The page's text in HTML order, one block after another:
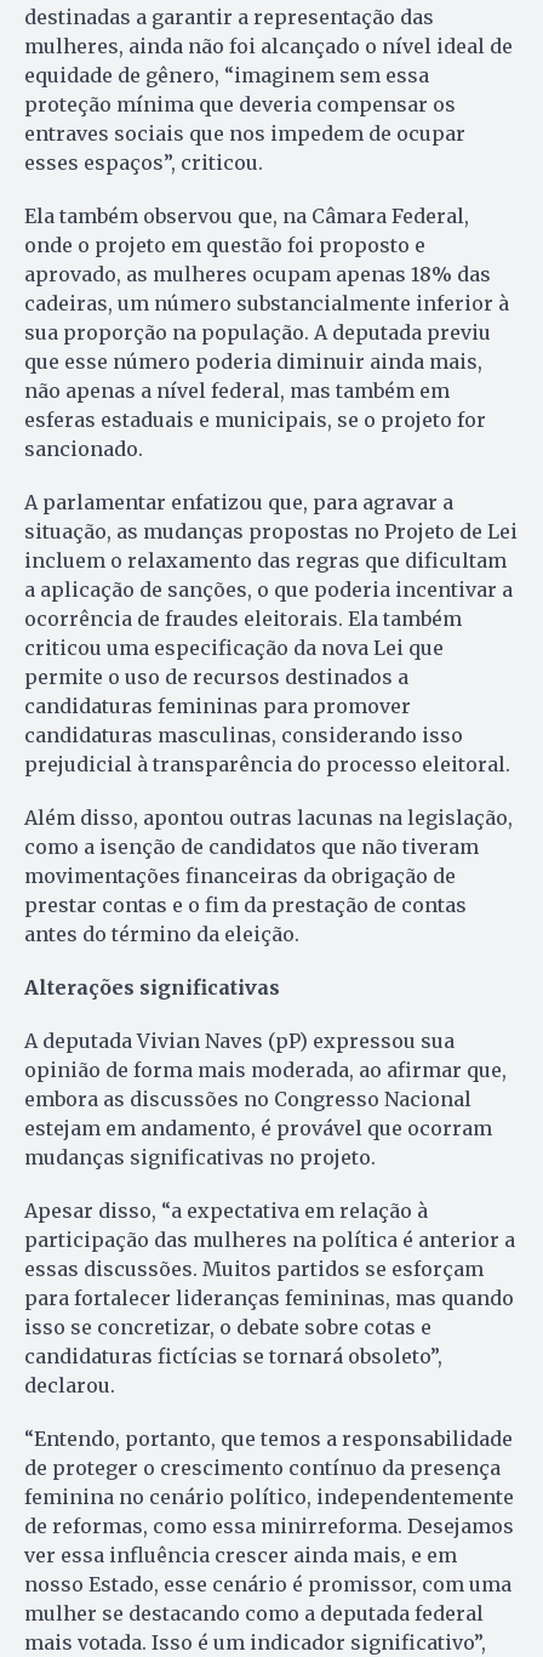
destinadas a garantir a representação das
mulheres, ainda não foi alcançado o nível ideal de
equidade de gênero, “imaginem sem essa
proteção mínima que deveria compensar os
entraves sociais que nos impedem de ocupar
esses espaços”, criticou.
Ela também observou que, na Câmara Federal,
onde o projeto em questão foi proposto e
aprovado, as mulheres ocupam apenas 18% das
cadeiras, um número substancialmente inferior à
sua proporção na população. A deputada previu
que esse número poderia diminuir ainda mais,
não apenas a nível federal, mas também em
esferas estaduais e municipais, se o projeto for
sancionado.
A parlamentar enfatizou que, para agravar a
situação, as mudanças propostas no Projeto de Lei
incluem o relaxamento das regras que dificultam
a aplicação de sanções, o que poderia incentivar a
ocorrência de fraudes eleitorais. Ela também
criticou uma especificação da nova Lei que
permite o uso de recursos destinados a
candidaturas femininas para promover
candidaturas masculinas, considerando isso
prejudicial à transparência do processo eleitoral.
Além disso, apontou outras lacunas na legislação,
como a isenção de candidatos que não tiveram
movimentações financeiras da obrigação de
prestar contas e o fim da prestação de contas
antes do término da eleição.
Alterações significativas
A deputada Vivian Naves (pP) expressou sua
opinião de forma mais moderada, ao afirmar que,
embora as discussões no Congresso Nacional
estejam em andamento, é provável que ocorram
mudanças significativas no projeto.
Apesar disso, “a expectativa em relação à
participação das mulheres na política é anterior a
essas discussões. Muitos partidos se esforçam
para fortalecer lideranças femininas, mas quando
isso se concretizar, o debate sobre cotas e
candidaturas fictícias se tornará obsoleto”,
declarou.
“Entendo, portanto, que temos a responsabilidade
de proteger o crescimento contínuo da presença
feminina no cenário político, independentemente
de reformas, como essa minirreforma. Desejamos
ver essa influência crescer ainda mais, e em
nosso Estado, esse cenário é promissor, com uma
mulher se destacando como a deputada federal
mais votada. Isso é um indicador significativo”,